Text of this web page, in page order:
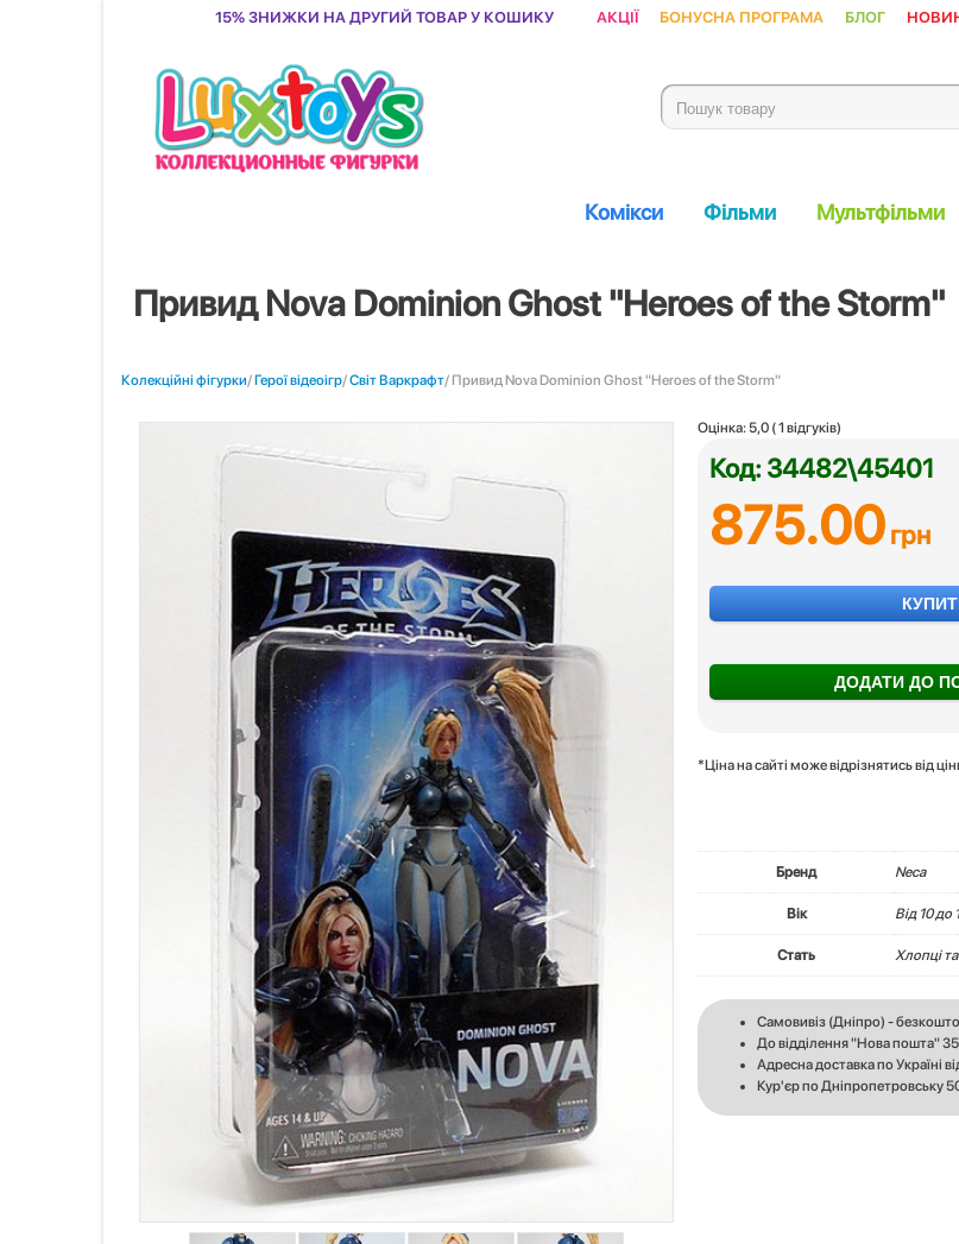
15% знижки на другий товар у кошику Акції Бонусна програма Блог
Комікси Фільми Мультфільми
Привид Nova Dominion Ghost "Heroes of the Storm"
Колекційні фігурки/Герої відеоігр/Світ Варкрафт/ Привид Nova Dominion Ghost "Heroes of the Storm"
Оцінка: 5,0 (1 відгуків)
Код: 34482\45401
875.00грн
ДОДАТИ ДО
*Ціна на сайті може відрізнятись від
Бренд Neca
Вік Вiд 10 до
Стать Хлопці та
Самовивіз (Дніпро) -
До відділення "Нова пошта"
Адресна доставка по Україні
Кур'єр по Дніпропетровську